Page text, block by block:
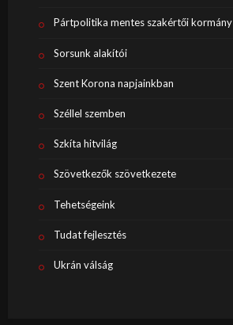
Pártpolitika mentes szakértői kormány
Sorsunk alakítói
Szent Korona napjainkban
Széllel szemben
Szkíta hitvilág
Szövetkezők szövetkezete
Tehetségeink
Tudat fejlesztés
Ukrán válság